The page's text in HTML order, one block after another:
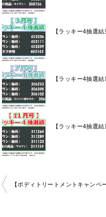
【ラッキー4抽選結
【ラッキー4抽選結
【ラッキー4抽選結
投
【ボディトリートメントキャンペ